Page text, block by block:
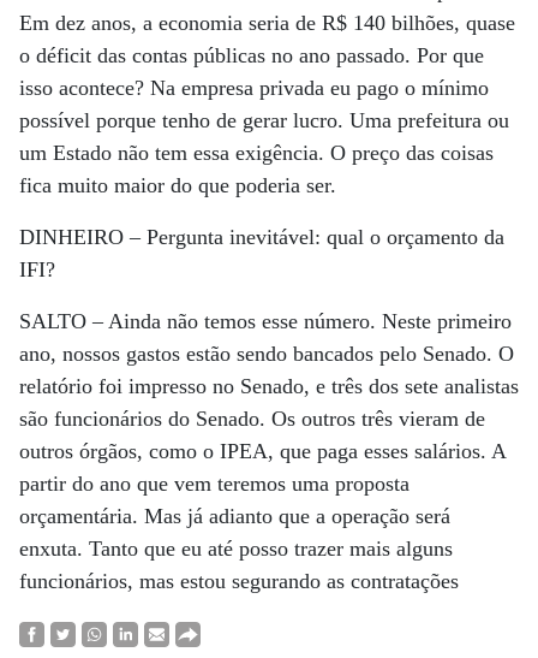
Em dez anos, a economia seria de R$ 140 bilhões, quase
o déficit das contas públicas no ano passado. Por que
isso acontece? Na empresa privada eu pago o mínimo
possível porque tenho de gerar lucro. Uma prefeitura ou
um Estado não tem essa exigência. O preço das coisas
fica muito maior do que poderia ser.
DINHEIRO –Pergunta inevitável: qual o orçamento da
IFI?
SALTO –Ainda não temos esse número. Neste primeiro
ano, nossos gastos estão sendo bancados pelo Senado. O
relatório foi impresso no Senado, e três dos sete analistas
são funcionários do Senado. Os outros três vieram de
outros órgãos, como o IPEA, que paga esses salários. A
partir do ano que vem teremos uma proposta
orçamentária. Mas já adianto que a operação será
enxuta. Tanto que eu até posso trazer mais alguns
funcionários, mas estou segurando as contratações